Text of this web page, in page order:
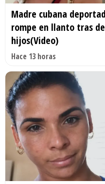
Madre cubana
rompe en llanto tras
hijos(Video)
Hace 13 horas